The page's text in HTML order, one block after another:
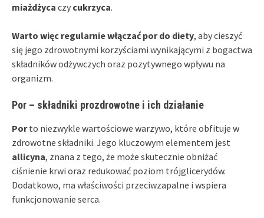
miażdżyca czy cukrzyca.
Warto więc regularnie włączać por do diety, aby cieszyć
się jego zdrowotnymi korzyściami wynikającymi z bogactwa
składników odżywczych oraz pozytywnego wpływu na
organizm.
Por – składniki prozdrowotne i ich działanie
Porto niezwykle wartościowe warzywo, które obfituje w
zdrowotne składniki. Jego kluczowym elementem jest
allicyna, znana z tego, że może skutecznie obniżać
ciśnienie krwi oraz redukować poziom trójglicerydów.
Dodatkowo, ma właściwości przeciwzapalne i wspiera
funkcjonowanie serca.